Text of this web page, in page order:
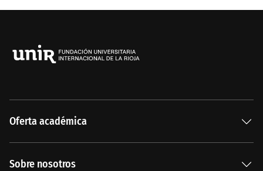
Oferta académica
Sobre nosotros